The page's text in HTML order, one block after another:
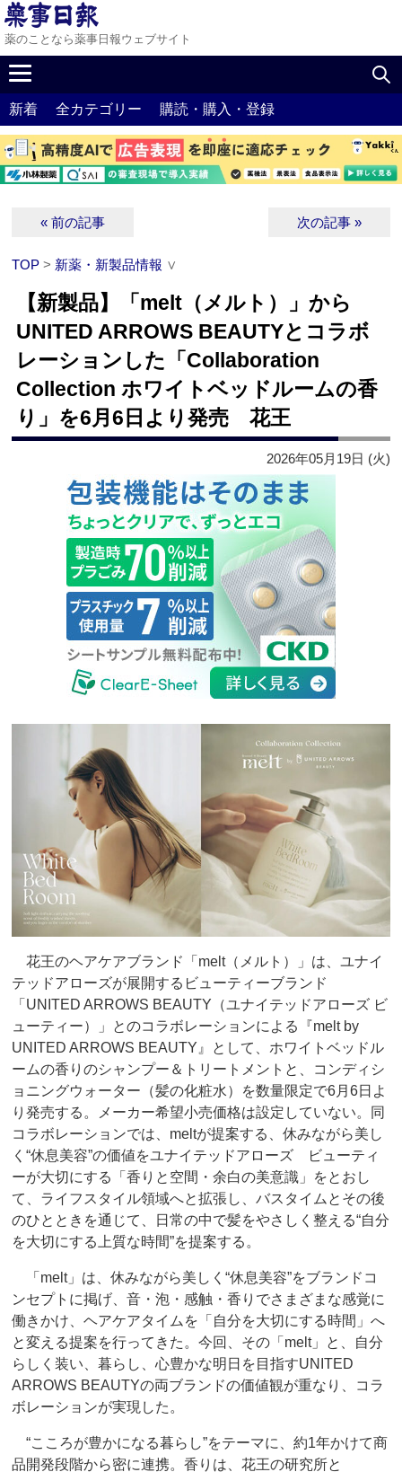
薬のことなら薬事日報ウェブサイト
新着 全カテゴリー 購読・購入・登録
« 前の記事 次の記事 »
TOP > 新薬・新製品情報 ∨
【新製品】「melt（メルト）」から
UNITED ARROWS BEAUTYとコラボ
レーションした「Collaboration
Collection ホワイトベッドルームの香
り」を6月6日より発売 花王
2026年05月19日 (火)
花王のヘアケアブランド「melt（メルト）」は、ユナイ
テッドアローズが展開するビューティーブランド
「UNITED ARROWS BEAUTY（ユナイテッドアローズ ビ
ューティー）」とのコラボレーションによる『melt by
UNITED ARROWS BEAUTY』として、ホワイトベッドル
ームの香りのシャンプー＆トリートメントと、コンディシ
ョニングウォーター（髪の化粧水）を数量限定で6月6日よ
り発売する。メーカー希望小売価格は設定していない。同
コラボレーションでは、meltが提案する、休みながら美し
く“休息美容”の価値をユナイテッドアローズ ビューティ
ーが大切にする「香りと空間・余白の美意識」をとおし
て、ライフスタイル領域へと拡張し、バスタイムとその後
のひとときを通じて、日常の中で髪をやさしく整える“自分
を大切にする上質な時間”を提案する。
「melt」は、休みながら美しく“休息美容”をブランドコ
ンセプトに掲げ、音・泡・感触・香りでさまざまな感覚に
働きかけ、ヘアケアタイムを「自分を大切にする時間」へ
と変える提案を行ってきた。今回、その「melt」と、自分
らしく装い、暮らし、心豊かな明日を目指すUNITED
ARROWS BEAUTYの両ブランドの価値観が重なり、コラ
ボレーションが実現した。
“こころが豊かになる暮らし”をテーマに、約1年かけて商
品開発段階から密に連携。香りは、花王の研究所と